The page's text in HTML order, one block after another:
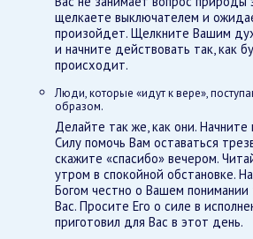
щелкаете выключателем и
произойдет. Щелкните Вашим
и начните действовать так, как
происходит.
Люди, которые «идут к вере»,
образом.
Делайте так же, как они.
Силу помочь Вам оставаться
скажите «спасибо» вечером.
утром в спокойной обстановке.
Богом честно о Вашем понимании
Вас. Просите Его о силе в
приготовил для Вас в этот день.